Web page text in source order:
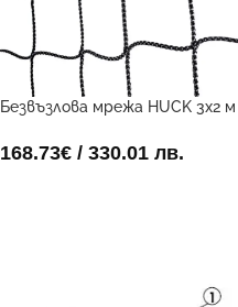
Безвъзлова мрежа HUCK 3х2 м
168.73€ / 330.01 лв.